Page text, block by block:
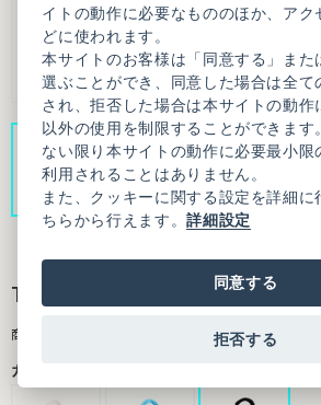
TAO BAG
商品番号：9502BG003261F20
カラー
イトの動作に必要なもののほか、アク
どに使われます。
本サイトのお客様は「同意する」また
選ぶことができ、同意した場合は全て
され、拒否した場合は本サイトの動作
以外の使用を制限することができます
ない限り本サイトの動作に必要最小限
利用されることはありません。
また、クッキーに関する設定を詳細に
ちらから行えます。詳細設定
同意する
拒否する